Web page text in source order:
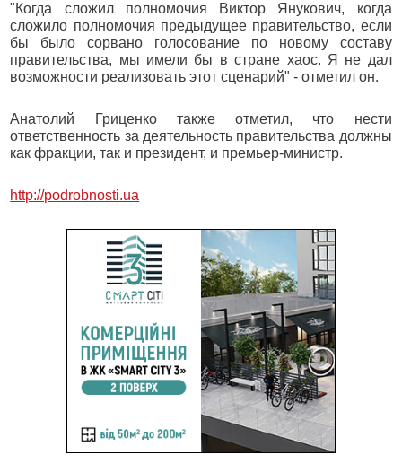
"Когда сложил полномочия Виктор Янукович, когда
сложило полномочия предыдущее правительство, если
бы было сорвано голосование по новому составу
правительства, мы имели бы в стране хаос. Я не дал
возможности реализовать этот сценарий" - отметил он.
Анатолий Гриценко также отметил, что нести
ответственность за деятельность правительства должны
как фракции, так и президент, и премьер-министр.
http://podrobnosti.ua